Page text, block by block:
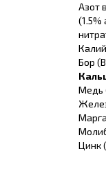
Азот
(1.5%
Бор
Медь
Цинк